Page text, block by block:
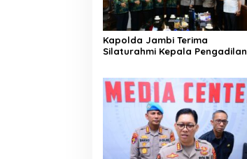
Kapolda Jambi Terima
Silaturahmi Kepala Pengadilan